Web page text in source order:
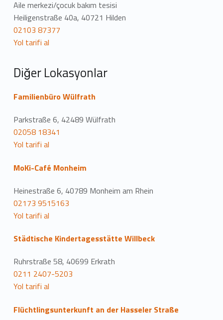
u
m
Aile merkezi/çocuk bakım tesisi
Heiligenstraße 40a, 40721 Hilden
02103 87377
Yol tarifi al
Diğer Lokasyonlar
Familienbüro Wülfrath
Parkstraße 6, 42489 Wülfrath
02058 18341
Yol tarifi al
MoKi-Café Monheim
Heinestraße 6, 40789 Monheim am Rhein
02173 9515163
Yol tarifi al
Städtische Kindertagesstätte Willbeck
Ruhrstraße 58, 40699 Erkrath
0211 2407-5203
Yol tarifi al
Flüchtlingsunterkunft an der Hasseler Straße